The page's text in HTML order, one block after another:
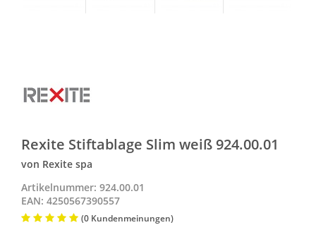
Rexite Stiftablage Slim weiß 924.00.01
von Rexite spa
Artikelnummer: 924.00.01
EAN: 4250567390557
(0 Kundenmeinungen)